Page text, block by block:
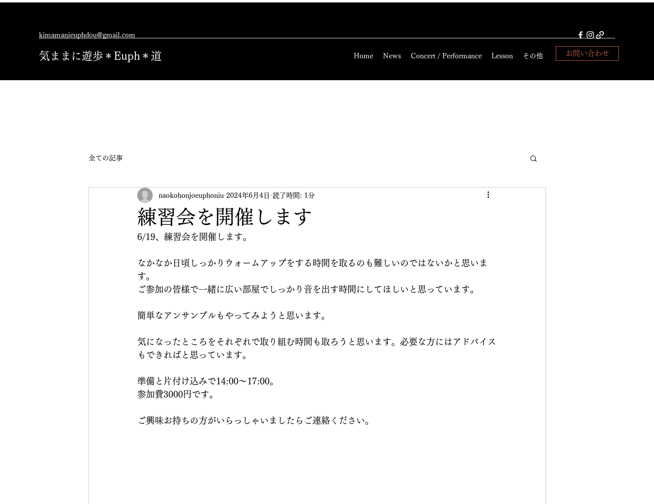
kimamanieuphdou@gmail.com
気ままに遊歩＊Euph＊道 Home News Concert / Performance Lesson その他 お問い合わせ
全ての記事
練習会を開催します
naokohonjoeuphoniu 2024年6月4日 読了時間: 1分
6/19、練習会を開催します。
なかなか日頃しっかりウォームアップをする時間を取るのも難しいのではないかと思いま
す。
ご参加の皆様で一緒に広い部屋でしっかり音を出す時間にしてほしいと思っています。
簡単なアンサンブルもやってみようと思います。
気になったところをそれぞれで取り組む時間も取ろうと思います。必要な方にはアドバイス
もできればと思っています。
準備と片付け込みで14:00〜17:00。
参加費3000円です。
ご興味お持ちの方がいらっしゃいましたらご連絡ください。